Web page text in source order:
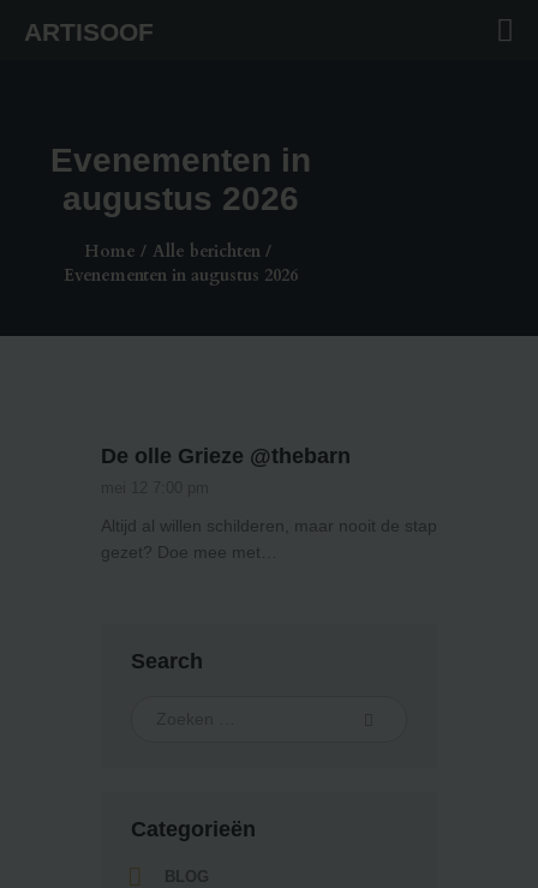
ARTISOOF
Evenementen in
augustus 2026
Home
Alle berichten
Evenementen in augustus 2026
HOME
TATTOOS
ART
WORKSHOPS
De olle Grieze @thebarn
Altijd al willen schilderen, maar nooit de stap
gezet? Doe mee met…
Search
Categorieën
BLOG